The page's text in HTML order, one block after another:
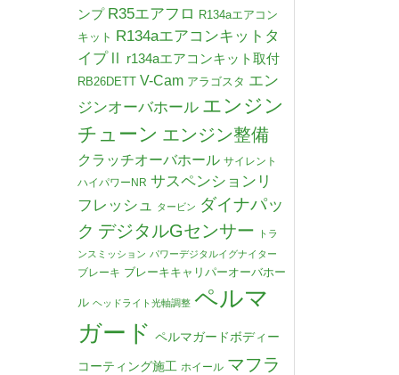
ンプ R35エアフロ R134aエアコン
キット R134aエアコンキットタ
イプⅡ
r134aエアコンキット取付
RB26DETT V-Cam アラゴスタ エン
ジンオーバホール エンジン
チューン エンジン整備
クラッチオーバホール サイレント
ハイパワーNR サスペンションリ
フレッシュ
タービン ダイナパッ
ク デジタルGセンサー
トラ
ンスミッション パワーデジタルイグナイター
ブレーキ ブレーキキャリパーオーバホー
ル ヘッドライト光軸調整 ペルマ
ガード ペルマガードボディー
コーティング施工 ホイール マフラ